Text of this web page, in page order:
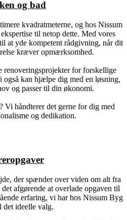
og bad
kvadratmeterne, og hos Nissum
til netop dette. Med vores
at yde kompetent rådgivning, når dit
kræver opmærksomhed.
renoveringsprojekter for forskellige
også kan hjælpe dig med en løsning,
og passer til din økonomi.
Vi håndterer det gerne for dig med
og dedikation.
der spænder over viden om alt fra
afgørende at overlade opgaven til
erfaring, vi har hos Nissum Byg
det ideelle valg.